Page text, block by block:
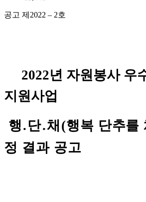
공고 제 2022 – 2호
2022년 자원봉사 우
지원사업
행.단.채 (행복 단추를
정 결과 공고